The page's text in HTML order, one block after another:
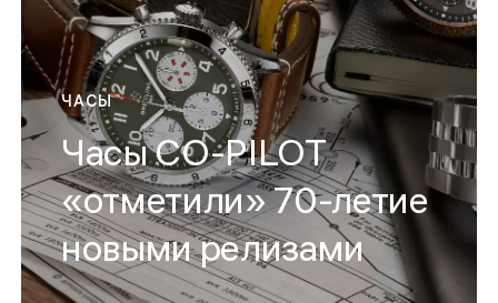
ЧАСЫ
Часы CO-PILOT
«отметили» 70-летие
новыми релизами